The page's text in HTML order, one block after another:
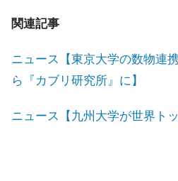
関連記事
ニュース【東京大学の数物連
ら『カブリ研究所』に】
ニュース【九州大学が世界ト